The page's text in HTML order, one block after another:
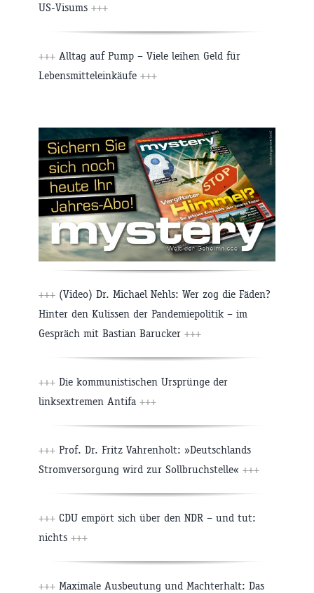
US-Visums +++
+++ Alltag auf Pump – Viele leihen Geld für
Lebensmitteleinkäufe +++
+++ (Video) Dr. Michael Nehls: Wer zog die Fäden?
Hinter den Kulissen der Pandemiepolitik – im
Gespräch mit Bastian Barucker +++
+++ Die kommunistischen Ursprünge der
linksextremen Antifa +++
+++ Prof. Dr. Fritz Vahrenholt: »Deutschlands
Stromversorgung wird zur Sollbruchstelle« +++
+++ CDU empört sich über den NDR – und tut:
nichts +++
+++ Maximale Ausbeutung und Machterhalt: Das